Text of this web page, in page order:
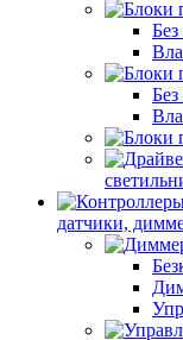
датчики,